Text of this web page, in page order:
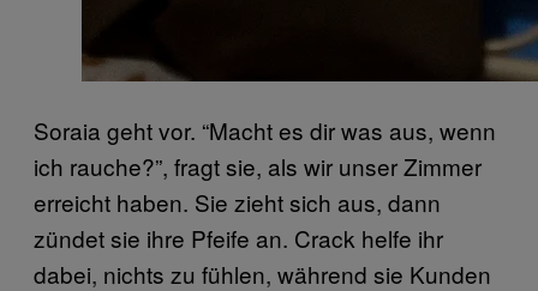
Soraia geht vor. “Macht es dir was aus, wenn
ich rauche?”, fragt sie, als wir unser Zimmer
erreicht haben. Sie zieht sich aus, dann
zündet sie ihre Pfeife an. Crack helfe ihr
dabei, nichts zu fühlen, während sie Kunden